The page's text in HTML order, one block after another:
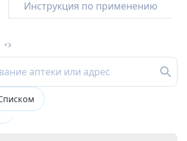
Инструкция по применению
3